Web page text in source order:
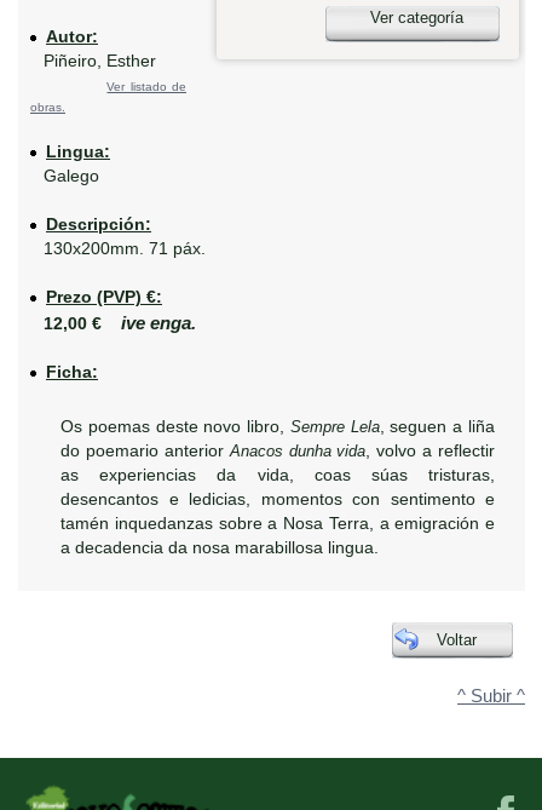
Ver categoría
Autor:
Piñeiro, Esther
Ver listado de
obras.
Lingua:
Galego
Descripción:
130x200mm. 71 páx.
Prezo (PVP) €:
12,00 € ive enga.
Ficha:
Os poemas deste novo libro, Sempre Lela, seguen a liña
do poemario anteriorAnacos dunha vida, volvo a reflectir
as experiencias da vida, coas súas tristuras,
desencantos e ledicias, momentos con sentimento e
tamén inquedanzas sobre a Nosa Terra, a emigración e
a decadencia da nosa marabillosa lingua.
Voltar
^ Subir ^